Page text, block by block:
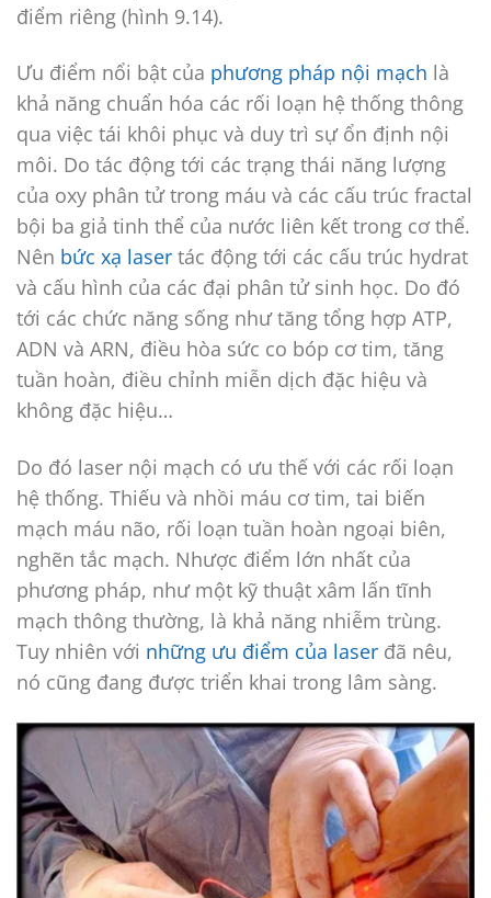
điểm riêng (hình 9.14).
Ưu điểm nổi bật của phương pháp nội mạch là
khả năng chuẩn hóa các rối loạn hệ thống thông
qua việc tái khôi phục và duy trì sự ổn định nội
môi. Do tác động tới các trạng thái năng lượng
của oxy phân tử trong máu và các cấu trúc fractal
bội ba giả tinh thể của nước liên kết trong cơ thể.
Nên bức xạ laser tác động tới các cấu trúc hydrat
và cấu hình của các đại phân tử sinh học. Do đó
tới các chức năng sống như tăng tổng hợp ATP,
ADN và ARN, điều hòa sức co bóp cơ tim, tăng
tuần hoàn, điều chỉnh miễn dịch đặc hiệu và
không đặc hiệu…
Do đó laser nội mạch có ưu thế với các rối loạn
hệ thống. Thiếu và nhồi máu cơ tim, tai biến
mạch máu não, rối loạn tuần hoàn ngoại biên,
nghẽn tắc mạch. Nhược điểm lớn nhất của
phương pháp, như một kỹ thuật xâm lấn tĩnh
mạch thông thường, là khả năng nhiễm trùng.
Tuy nhiên với những ưu điểm của laser đã nêu,
nó cũng đang được triển khai trong lâm sàng.